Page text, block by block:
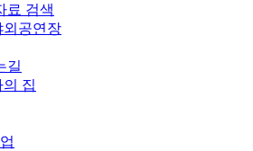
료 검색
외공연장
길
집